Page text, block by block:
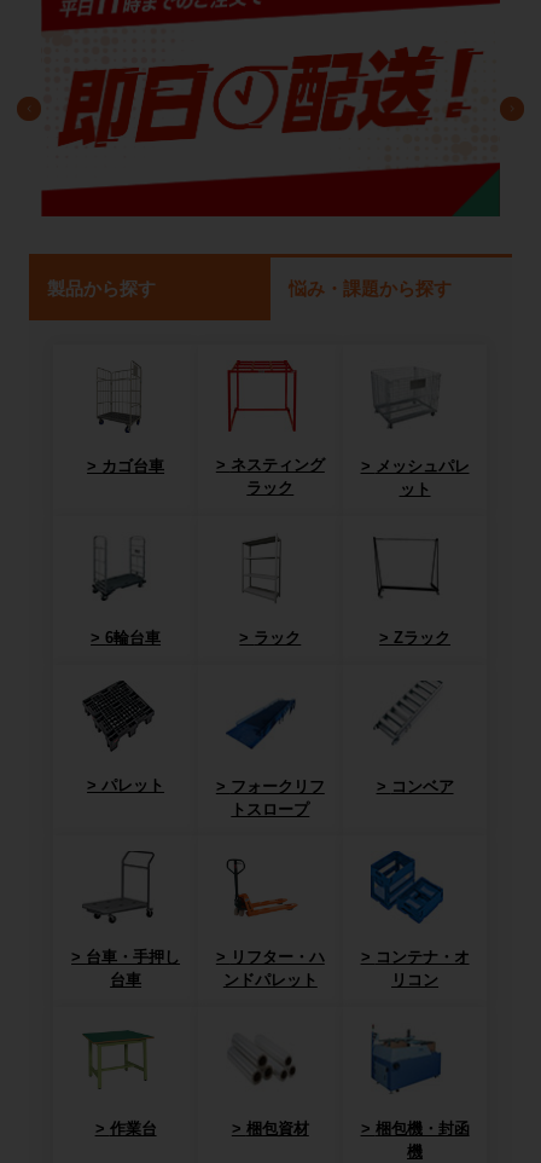
製品から探す 悩み・課題から探す
カゴ台車
ネスティング
ラック
メッシュパレ
ット
6輪台車 ラック Zラック
パレット
フォークリフ
トスロープ
コンベア
台車・手押し
台車
リフター・ハ
ンドパレット
コンテナ・オ
リコン
作業台 梱包資材
梱包機・封函
機